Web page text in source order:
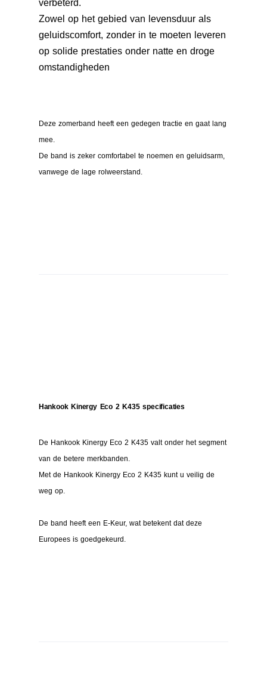
verbeterd.
Zowel op het gebied van levensduur als
geluidscomfort, zonder in te moeten leveren
op solide prestaties onder natte en droge
omstandigheden
Deze zomerband heeft een gedegen tractie en gaat lang
mee.
De band is zeker comfortabel te noemen en geluidsarm,
vanwege de lage rolweerstand.
Hankook Kinergy Eco 2 K435 specificaties
De Hankook Kinergy Eco 2 K435 valt onder het segment
van de betere merkbanden.
Met de Hankook Kinergy Eco 2 K435 kunt u veilig de
weg op.
De band heeft een E-Keur, wat betekent dat deze
Europees is goedgekeurd.